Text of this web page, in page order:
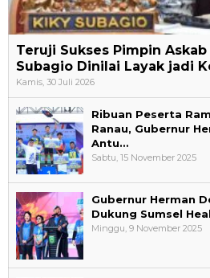
Teruji Sukses Pimpin
Subagio Dinilai Layak jadi
Kamis, 30 Juli 2026
Ribuan Peserta
Ranau, Gubernur
Antu…
Sabtu, 15 November 2025
Gubernur Herman
Dukung Sumsel
Minggu, 9 November 2025